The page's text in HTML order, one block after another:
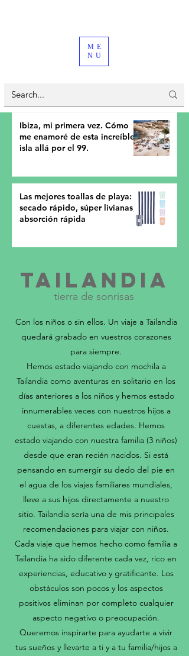
ME
NU
Ibiza, mi primera vez. Cómo
me enamoré de esta increíble
isla allá por el 99.
Las mejores toallas de playa:
secado rápido, súper livianas,
absorción rápida
TAILANDIA
tierra de sonrisas
Con los niños o sin ellos. Un viaje a Tailandia
quedará grabado en vuestros corazones
para siempre.
Hemos estado viajando con mochila a
Tailandia como aventuras en solitario en los
días anteriores a los niños y hemos estado
innumerables veces con nuestros hijos a
cuestas, a diferentes edades. Hemos
estado viajando con nuestra familia (3 niños)
desde que eran recién nacidos. Si está
pensando en sumergir su dedo del pie en
el agua de los viajes familiares mundiales,
lleve a sus hijos directamente a nuestro
sitio. Tailandia sería una de mis principales
recomendaciones para viajar con niños.
Cada viaje que hemos hecho como familia a
Tailandia ha sido diferente cada vez, rico en
experiencias, educativo y gratificante. Los
obstáculos son pocos y los aspectos
positivos eliminan por completo cualquier
aspecto negativo o preocupación.
Queremos inspirarte para ayudarte a vivir
tus sueños y llevarte a ti y a tu familia/hijos a